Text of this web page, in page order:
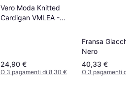
Vero Moda Knitted
Cardigan VMLEA -
24,90 €
O 3 pagamenti di 8,30 €
Fransa
Nero
40,33 €
O 3 pagamenti